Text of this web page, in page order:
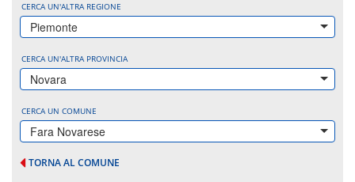
CERCA UN'ALTRA REGIONE
Piemonte
CERCA UN'ALTRA PROVINCIA
Novara
CERCA UN COMUNE
Fara Novarese
TORNA AL COMUNE